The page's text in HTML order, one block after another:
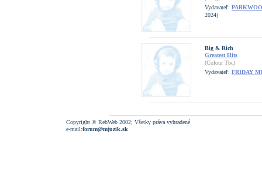
Vydavateľ:
2024)
Big & Rich
Greatest Hits
(Colour Tbc)
Vydavateľ: FRIDAY
Copyright © RebWeb 2002; Všetky práva vyhradené
e-mail:forum@mjuzik.sk